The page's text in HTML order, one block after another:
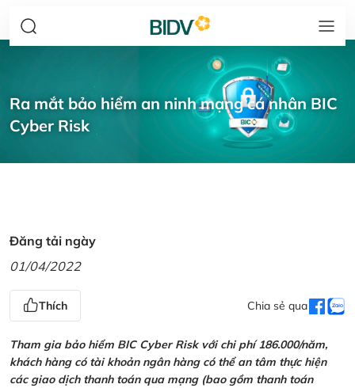
Ra mắt bảo hiểm an ninh mạng cá nhân BIC
Cyber Risk
Đăng tải ngày
01/04/2022
Thích Chia sẻ qua
Tham gia bảo hiểm BIC Cyber Risk với chi phí 186.000/năm,
khách hàng có tài khoản ngân hàng có thể an tâm thực hiện
các giao dịch thanh toán qua mạng (bao gồm thanh toán